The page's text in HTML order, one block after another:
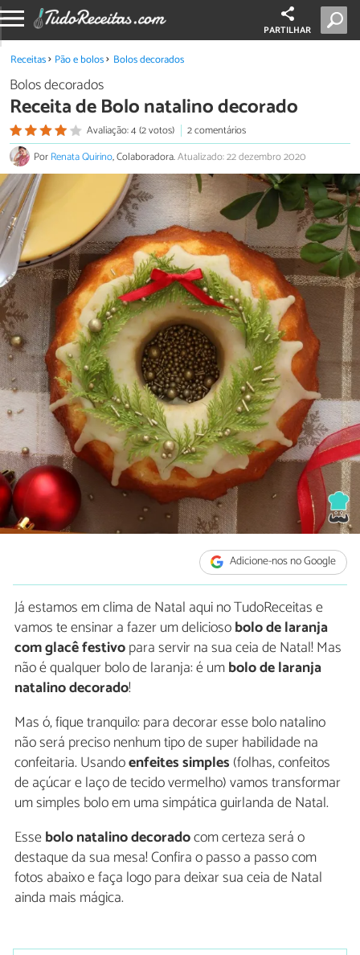
PARTILHAR
Receitas Pão e bolos Bolos decorados
Bolos decorados
Receita de Bolo natalino decorado
Avaliação: 4 (2 votos)
2 comentários
PorRenata Quirino, Colaboradora.Atualizado: 22 dezembro 2020
Adicione-nos no Google
Já estamos em clima de Natal aqui no TudoReceitas e
vamos te ensinar a fazer um deliciosobolo de laranja
com glacê festivopara servir na sua ceia de Natal! Mas
não é qualquer bolo de laranja: é umbolo de laranja
natalino decorado!
Mas ó, fique tranquilo: para decorar esse bolo natalino
não será preciso nenhum tipo de super habilidade na
confeitaria. Usandoenfeites simples (folhas, confeitos
de açúcar e laço de tecido vermelho) vamos transformar
um simples bolo em uma simpática guirlanda de Natal.
Essebolo natalino decoradocom certeza será o
destaque da sua mesa! Confira o passo a passo com
fotos abaixo e faça logo para deixar sua ceia de Natal
ainda mais mágica.